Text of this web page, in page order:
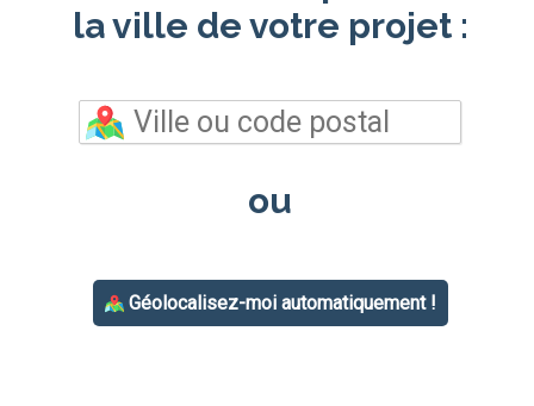
la ville de votre projet :
ou
Géolocalisez-moi automatiquement !